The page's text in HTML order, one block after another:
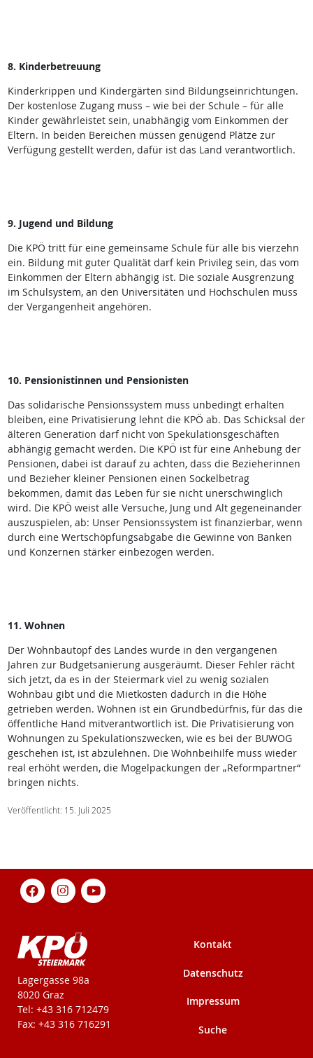
8. Kinderbetreuung
Kinderkrippen und Kindergärten sind Bildungseinrichtungen.
Der kostenlose Zugang muss – wie bei der Schule – für alle
Kinder gewährleistet sein, unabhängig vom Einkommen der
Eltern. In beiden Bereichen müssen genügend Plätze zur
Verfügung gestellt werden, dafür ist das Land verantwortlich.
9. Jugend und Bildung
Die KPÖ tritt für eine gemeinsame Schule für alle bis vierzehn
ein. Bildung mit guter Qualität darf kein Privileg sein, das vom
Einkommen der Eltern abhängig ist. Die soziale Ausgrenzung
im Schulsystem, an den Universitäten und Hochschulen muss
der Vergangenheit angehören.
10. Pensionistinnen und Pensionisten
Das solidarische Pensionssystem muss unbedingt erhalten
bleiben, eine Privatisierung lehnt die KPÖ ab. Das Schicksal der
älteren Generation darf nicht von Spekulationsgeschäften
abhängig gemacht werden. Die KPÖ ist für eine Anhebung der
Pensionen, dabei ist darauf zu achten, dass die Bezieherinnen
und Bezieher kleiner Pensionen einen Sockelbetrag
bekommen, damit das Leben für sie nicht unerschwinglich
wird. Die KPÖ weist alle Versuche, Jung und Alt gegeneinander
auszuspielen, ab: Unser Pensionssystem ist finanzierbar, wenn
durch eine Wertschöpfungsabgabe die Gewinne von Banken
und Konzernen stärker einbezogen werden.
11. Wohnen
Der Wohnbautopf des Landes wurde in den vergangenen
Jahren zur Budgetsanierung ausgeräumt. Dieser Fehler rächt
sich jetzt, da es in der Steiermark viel zu wenig sozialen
Wohnbau gibt und die Mietkosten dadurch in die Höhe
getrieben werden. Wohnen ist ein Grundbedürfnis, für das die
öffentliche Hand mitverantwortlich ist. Die Privatisierung von
Wohnungen zu Spekulationszwecken, wie es bei der BUWOG
geschehen ist, ist abzulehnen. Die Wohnbeihilfe muss wieder
real erhöht werden, die Mogelpackungen der „Reformpartner“
bringen nichts.
Veröffentlicht: 15. Juli 2025
KPÖ-Steiermark
Lagergasse 98a
8020 Graz
Tel: +43 316 712479
Fax: +43 316 716291
Kontakt
Datenschutz
Impressum
Suche